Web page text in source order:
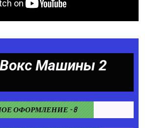
Машины 2
ОФОРМЛЕНИЕ - 8